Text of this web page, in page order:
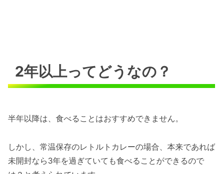
2年以上ってどうなの？
半年以降は、食べることはおすすめできません。
しかし、常温保存のレトルトカレーの場合、本来であれば
未開封なら3年を過ぎていても食べることができるので